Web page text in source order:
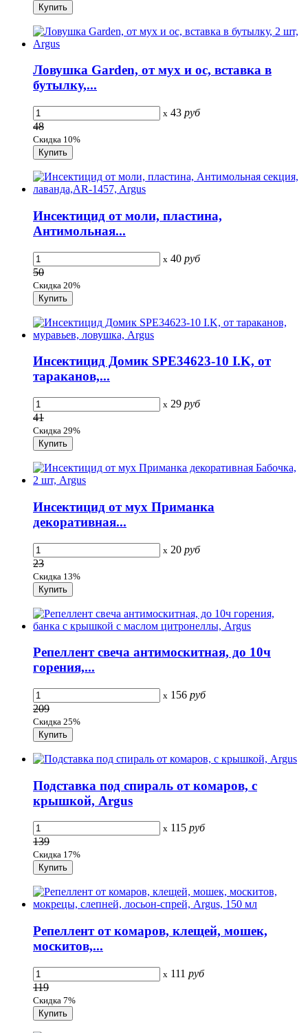
Ловушка Garden, от мух и ос, вставка в
бутылку,...
x 43 руб
48
Скидка 10%
Инсектицид от моли, пластина,
Антимольная...
x 40 руб
50
Скидка 20%
Инсектицид Домик SPE34623-10 I.K, от
тараканов,...
x 29 руб
41
Скидка 29%
Инсектицид от мух Приманка
декоративная...
x 20 руб
23
Скидка 13%
Репеллент свеча антимоскитная, до 10ч
горения,...
x 156 руб
209
Скидка 25%
Подставка под спираль от комаров, с
крышкой, Argus
x 115 руб
139
Скидка 17%
Репеллент от комаров, клещей, мошек,
москитов,...
x 111 руб
119
Скидка 7%